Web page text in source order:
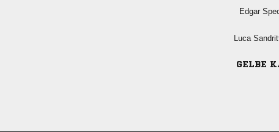


GELBE